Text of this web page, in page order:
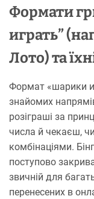
Формати
играть”
Лото) та
Формат «шарики
знайомих
розіграші за
числа й чекаєш,
комбінаціями.
поступово
звичній для
перенесених в